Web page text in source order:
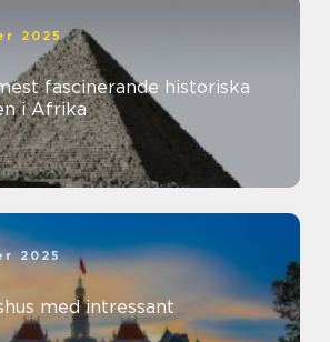
2025
fascinerande historiska
i Afrika
2025
med intressant